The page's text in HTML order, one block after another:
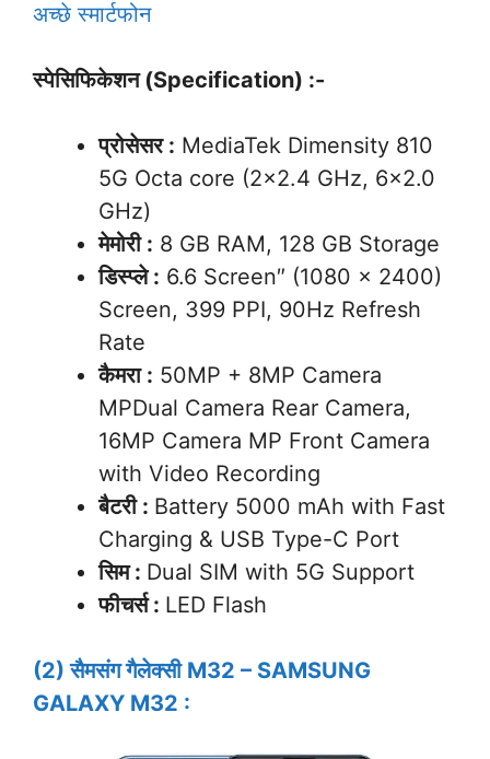
अच्छे स्मार्टफोन
स्पेसिफिकेशन (Specification) :-
प्रोसेसर : MediaTek Dimensity 810
5G Octa core (2×2.4 GHz, 6×2.0
GHz)
मेमोरी : 8 GB RAM, 128 GB Storage
डिस्प्ले : 6.6 Screen″ (1080 x 2400)
Screen, 399 PPI, 90Hz Refresh
Rate
कैमरा : 50MP + 8MP Camera
MPDual Camera Rear Camera,
16MP Camera MP Front Camera
with Video Recording
बैटरी : Battery 5000 mAh with Fast
Charging & USB Type-C Port
सिम : Dual SIM with 5G Support
फीचर्स : LED Flash
(2) सैमसंग गैलेक्सी M32 – SAMSUNG
GALAXY M32 :